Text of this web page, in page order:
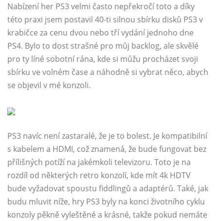
Nabízení her PS3 velmi často nepřekročí toto a díky
této praxi jsem postavil 40-ti silnou sbírku disků PS3 v
krabičce za cenu dvou nebo tří vydání jednoho dne
PS4. Bylo to dost strašné pro můj backlog, ale skvělé
pro ty líné sobotní rána, kde si můžu procházet svoji
sbírku ve volném čase a náhodně si vybrat něco, abych
se objevil v mé konzoli.
PS3 navíc není zastaralé, že je to bolest. Je kompatibilní
s kabelem a HDMI, což znamená, že bude fungovat bez
přílišných potíží na jakémkoli televizoru. Toto je na
rozdíl od některých retro konzolí, kde mít 4k HDTV
bude vyžadovat spoustu fiddlingů a adaptérů. Také, jak
budu mluvit níže, hry PS3 byly na konci životního cyklu
konzoly pěkně vyleštěné a krásné, takže pokud nemáte